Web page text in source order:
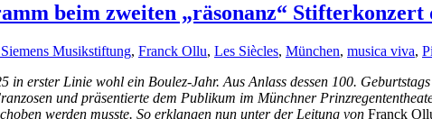
beim zweiten „räsonanz“ Stifterkonzert
Musikstiftung, Franck Ollu, Les Siècles, München, musica viva,
in erster Linie wohl ein Boulez-Jahr. Aus Anlass dessen 100.
und präsentierte dem Publikum im Münchner
werden musste. So erklangen nun unter der Leitung von Franck